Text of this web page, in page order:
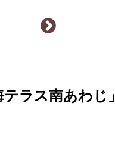
ラス南あわじ」